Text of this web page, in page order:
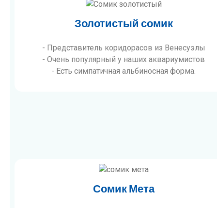
Золотистый сомик
- Представитель коридорасов из Венесуэлы
- Очень популярный у наших аквариумистов
- Есть симпатичная альбиносная форма.
Сомик Мета​